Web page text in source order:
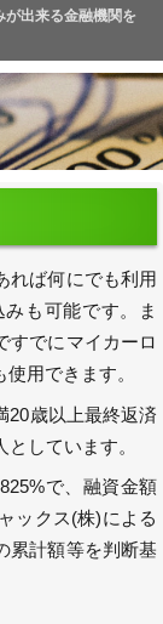
が出来る金融機関を
れば何にでも利用
も可能です。ま
すでにマイカーロ
用できます。
20歳以上最終返済
しています。
で、融資金額
ックス(株)による
累計額等を判断基